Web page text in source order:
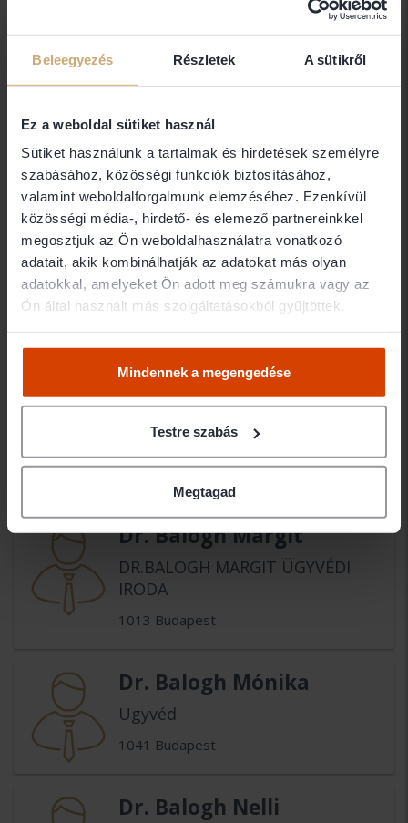
Beleegyezés Részletek A sütikről
Ez a weboldal sütiket használ
Sütiket használunk a tartalmak és hirdetések személyre
szabásához, közösségi funkciók biztosításához,
valamint weboldalforgalmunk elemzéséhez. Ezenkívül
közösségi média-, hirdető- és elemező partnereinkkel
megosztjuk az Ön weboldalhasználatra vonatkozó
adatait, akik kombinálhatják az adatokat más olyan
adatokkal, amelyeket Ön adott meg számukra vagy az
Ön által használt más szolgáltatásokból gyűjtöttek.
Mindennek a megengedése
Testre szabás
Megtagad
Dr. Balogh Gábor egyéni ügyvéd
Dr. Balogh Krisztina
FAIR ÜGYVÉDEK
2660 Balassagyarmat
Dr. Balogh László Csaba
DR.KARDKOVÁCS ÉS TÁRSAI
ÜGYVÉDI IRODA
1024 Budapest
Dr. Balogh László István
Ügyvéd
1148 Budapest
Dr. Balogh Margit
DR.BALOGH MARGIT ÜGYVÉDI
IRODA
1013 Budapest
Dr. Balogh Mónika
Ügyvéd
1041 Budapest
Dr. Balogh Nelli